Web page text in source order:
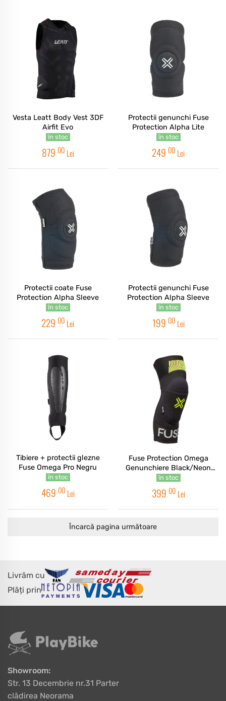
Vesta Leatt Body Vest 3DF
Airfit Evo
în stoc
879 00 Lei
Protectii genunchi Fuse
Protection Alpha Lite
în stoc
249 00 Lei
Protectii coate Fuse
Protection Alpha Sleeve
în stoc
229 00 Lei
Protectii genunchi Fuse
Protection Alpha Sleeve
în stoc
199 00 Lei
Tibiere + protectii glezne
Fuse Omega Pro Negru
în stoc
469 00 Lei
Fuse Protection Omega
Genunchiere Black/Neon
Yellow
în stoc
399 00 Lei
Încarcă pagina următoare
Livrăm cu
Plăți prin
Showroom:
Str. 13 Decembrie nr.31 Parter
clădirea Neorama